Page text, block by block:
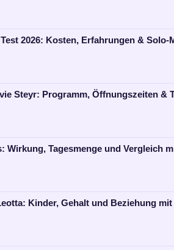
2026: Kosten, Erfahrungen & Solo-
Steyr: Programm, Öffnungszeiten &
Wirkung, Tagesmenge und Vergleich
Kinder, Gehalt und Beziehung